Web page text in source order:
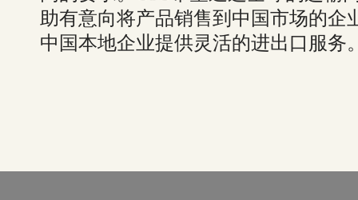
助有意向将产品销售到中国市场的企
中国本地企业提供灵活的进出口服务